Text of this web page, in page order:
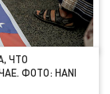
ЧТО
ФОТО: HANI